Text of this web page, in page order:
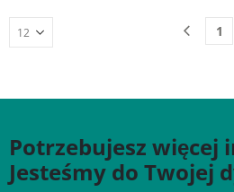
1
Potrzebujesz więcej
Jesteśmy do Twojej